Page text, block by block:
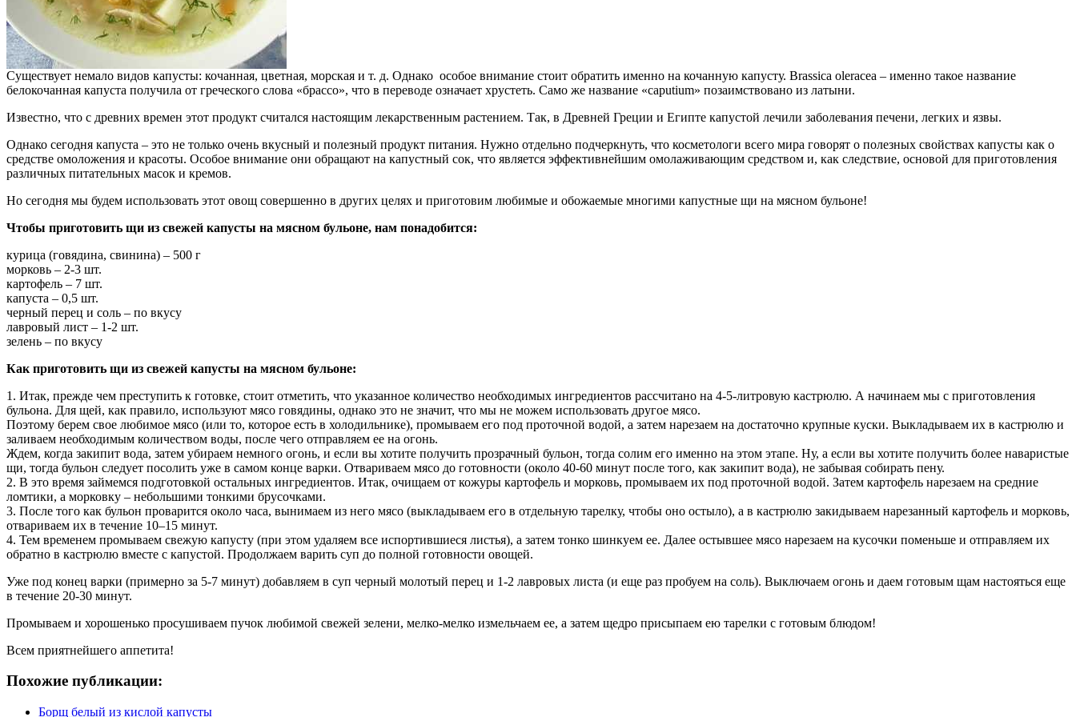
Существует немало видов капусты: кочанная, цветная, морская и т. д. Однако особое внимание стоит обратить именно на кочанную капусту. Brassica oleracea – именно такое название
белокочанная капуста получила от греческого слова «брассо», что в переводе означает хрустеть. Само же название «caputium» позаимствовано из латыни.
Известно, что с древних времен этот продукт считался настоящим лекарственным растением. Так, в Древней Греции и Египте капустой лечили заболевания печени, легких и язвы.
Однако сегодня капуста – это не только очень вкусный и полезный продукт питания. Нужно отдельно подчеркнуть, что косметологи всего мира говорят о полезных свойствах капусты как о
средстве омоложения и красоты. Особое внимание они обращают на капустный сок, что является эффективнейшим омолаживающим средством и, как следствие, основой для приготовления
различных питательных масок и кремов.
Но сегодня мы будем использовать этот овощ совершенно в других целях и приготовим любимые и обожаемые многими капустные щи на мясном бульоне!
Чтобы приготовить щи из свежей капусты на мясном бульоне, нам понадобится:
курица (говядина, свинина) – 500 г
морковь – 2-3 шт.
картофель – 7 шт.
капуста – 0,5 шт.
черный перец и соль – по вкусу
лавровый лист – 1-2 шт.
зелень – по вкусу
Как приготовить щи из свежей капусты на мясном бульоне:
1. Итак, прежде чем преступить к готовке, стоит отметить, что указанное количество необходимых ингредиентов рассчитано на 4-5-литровую кастрюлю. А начинаем мы с приготовления
бульона. Для щей, как правило, используют мясо говядины, однако это не значит, что мы не можем использовать другое мясо.
Поэтому берем свое любимое мясо (или то, которое есть в холодильнике), промываем его под проточной водой, а затем нарезаем на достаточно крупные куски. Выкладываем их в кастрюлю и
заливаем необходимым количеством воды, после чего отправляем ее на огонь.
Ждем, когда закипит вода, затем убираем немного огонь, и если вы хотите получить прозрачный бульон, тогда солим его именно на этом этапе. Ну, а если вы хотите получить более наваристые
щи, тогда бульон следует посолить уже в самом конце варки. Отвариваем мясо до готовности (около 40-60 минут после того, как закипит вода), не забывая собирать пену.
2. В это время займемся подготовкой остальных ингредиентов. Итак, очищаем от кожуры картофель и морковь, промываем их под проточной водой. Затем картофель нарезаем на средние
ломтики, а морковку – небольшими тонкими брусочками.
3. После того как бульон проварится около часа, вынимаем из него мясо (выкладываем его в отдельную тарелку, чтобы оно остыло), а в кастрюлю закидываем нарезанный картофель и морковь,
отвариваем их в течение 10–15 минут.
4. Тем временем промываем свежую капусту (при этом удаляем все испортившиеся листья), а затем тонко шинкуем ее. Далее остывшее мясо нарезаем на кусочки поменьше и отправляем их
обратно в кастрюлю вместе с капустой. Продолжаем варить суп до полной готовности овощей.
Уже под конец варки (примерно за 5-7 минут) добавляем в суп черный молотый перец и 1-2 лавровых листа (и еще раз пробуем на соль). Выключаем огонь и даем готовым щам настояться еще
в течение 20-30 минут.
Промываем и хорошенько просушиваем пучок любимой свежей зелени, мелко-мелко измельчаем ее, а затем щедро присыпаем ею тарелки с готовым блюдом!
Всем приятнейшего аппетита!
Похожие публикации:
Борщ белый из кислой капусты